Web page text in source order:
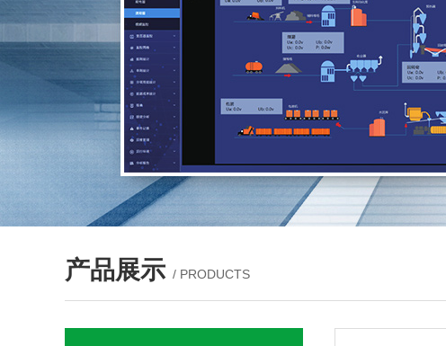
产品展示 / PRODUCTS